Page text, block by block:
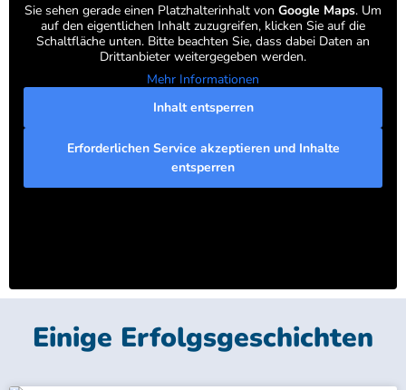
Sie sehen gerade einen Platzhalterinhalt von Google Maps. Um
auf den eigentlichen Inhalt zuzugreifen, klicken Sie auf die
Schaltfläche unten. Bitte beachten Sie, dass dabei Daten an
Drittanbieter weitergegeben werden.
Mehr Informationen
Inhalt entsperren
Erforderlichen Service akzeptieren und Inhalte
entsperren
Einige Erfolgsgeschichten